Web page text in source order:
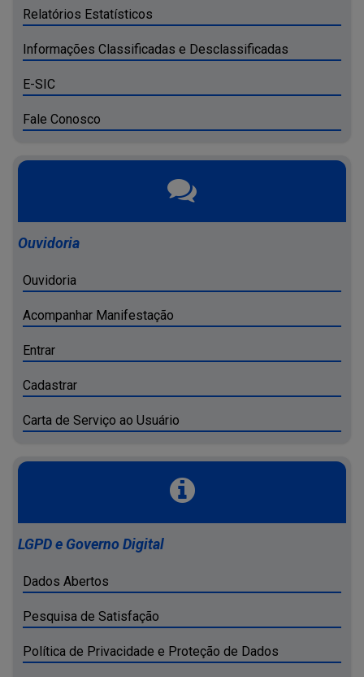
Relatórios Estatísticos
Informações Classificadas e Desclassificadas
E-SIC
Fale Conosco
Ouvidoria
Ouvidoria
Acompanhar Manifestação
Entrar
Cadastrar
Carta de Serviço ao Usuário
LGPD e Governo Digital
Dados Abertos
Pesquisa de Satisfação
Política de Privacidade e Proteção de Dados